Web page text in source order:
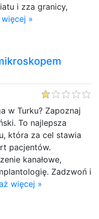
i zza granicy,
»
w Turku? Zapoznaj
To najlepsza
która za cel stawia
pacjentów.
kanałowe,
Zadzwoń i
więcej »